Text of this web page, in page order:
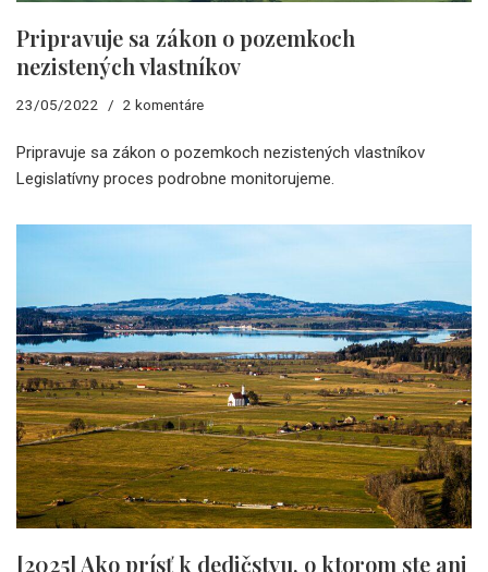
Pripravuje sa zákon o pozemkoch
nezistených vlastníkov
23/05/2022 2 komentáre
Pripravuje sa zákon o pozemkoch nezistených vlastníkov
Legislatívny proces podrobne monitorujeme.
[2025] Ako prísť k dedičstvu, o ktorom ste ani